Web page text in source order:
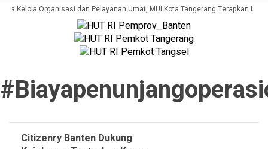
Kelola Organisasi dan Pelayanan Umat, MUI Kota Tangerang Terapkan ISO
Citizenry Banten Dukung